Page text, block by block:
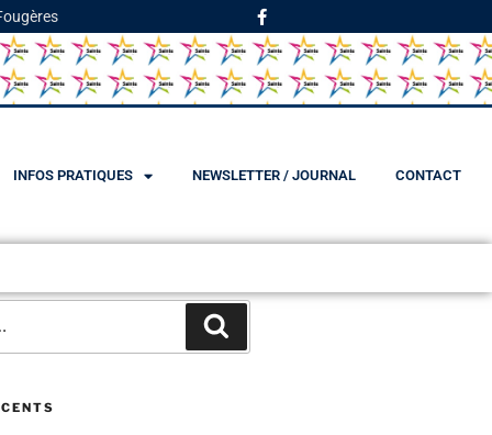
INFOS PRATIQUES NEWSLETTER / JOURNAL CONTACT